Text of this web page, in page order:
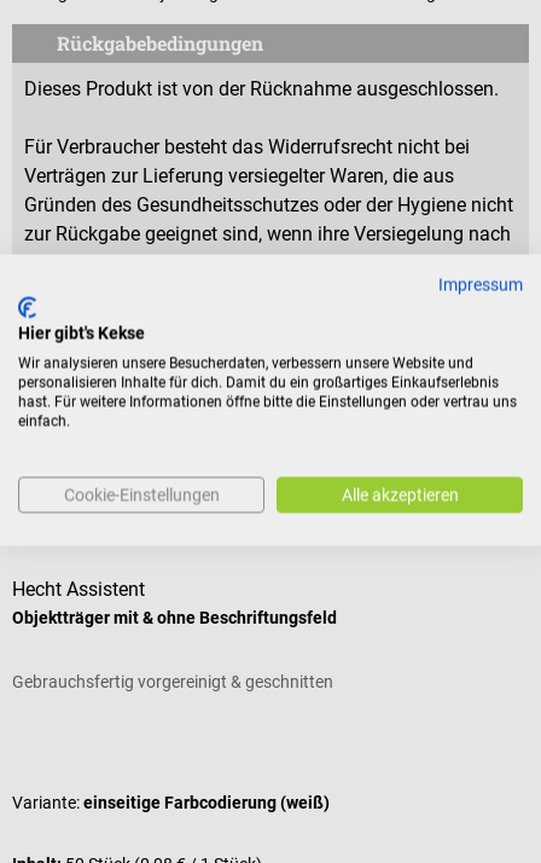
Rückgabebedingungen
Dieses Produkt ist von der Rücknahme ausgeschlossen.
Für Verbraucher besteht das Widerrufsrecht nicht bei
Verträgen zur Lieferung versiegelter Waren, die aus
Gründen des Gesundheitsschutzes oder der Hygiene nicht
zur Rückgabe geeignet sind, wenn ihre Versiegelung nach
Produktidentifikation
Bewertungen
Zubehör
Hecht Assistent
Objektträger mit & ohne Beschriftungsfeld
Gebrauchsfertig vorgereinigt & geschnitten
Variante:einseitige Farbcodierung (weiß)
Impressum
Hier gibt's Kekse
Wir analysieren unsere Besucherdaten, verbessern unsere Website und
personalisieren Inhalte für dich. Damit du ein großartiges Einkaufserlebnis
hast. Für weitere Informationen öffne bitte die Einstellungen oder vertrau uns
einfach.
Cookie-Einstellungen Alle akzeptieren